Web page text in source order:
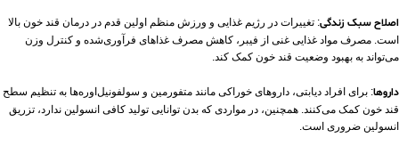
اصلاح سبک زندگی: تغییرات در رژیم غذایی و ورزش منظم اولین قدم در درمان قند خون بالا
است. مصرف مواد غذایی غنی از فیبر، کاهش مصرف غذاهای فرآوری‌شده و کنترل وزن
می‌تواند به بهبود وضعیت قند خون کمک کند.
داروها: برای افراد دیابتی، داروهای خوراکی مانند متفورمین و سولفونیل‌اوره‌ها به تنظیم سطح
قند خون کمک می‌کنند. همچنین، در مواردی که بدن توانایی تولید کافی انسولین ندارد، تزریق
انسولین ضروری است.